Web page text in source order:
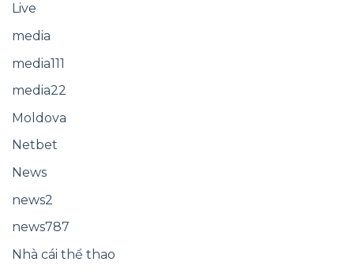
Live
media
media111
media22
Moldova
Netbet
News
news2
news787
Nhà cái thể thao